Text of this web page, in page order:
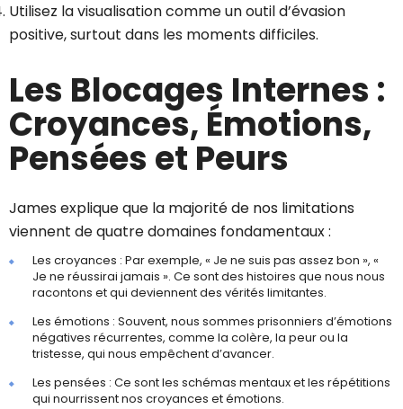
Utilisez la visualisation comme un outil d’évasion
positive, surtout dans les moments difficiles.
Les Blocages Internes :
Croyances, Émotions,
Pensées et Peurs
James explique que la majorité de nos limitations
viennent de quatre domaines fondamentaux :
Les croyances : Par exemple, « Je ne suis pas assez bon », «
Je ne réussirai jamais ». Ce sont des histoires que nous nous
racontons et qui deviennent des vérités limitantes.
Les émotions : Souvent, nous sommes prisonniers d’émotions
négatives récurrentes, comme la colère, la peur ou la
tristesse, qui nous empêchent d’avancer.
Les pensées : Ce sont les schémas mentaux et les répétitions
qui nourrissent nos croyances et émotions.